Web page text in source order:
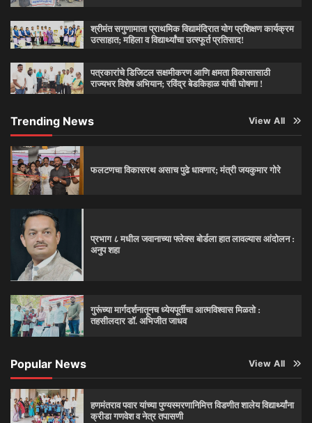
श्रीमंत सगुणामाता प्राथमिक विद्यामंदिरात योग प्रशिक्षण कार्यक्रम
उत्साहात; महिला व विद्यार्थ्यांचा उत्स्फूर्त प्रतिसाद!
पत्रकारांचे डिजिटल सक्षमीकरण आणि क्षमता विकासासाठी
राज्यभर विशेष अभियान; रविंद्र बेडकिहाळ यांची घोषणा !
Trending News View All
फलटणचा विकासरथ असाच पुढे धावणार; मंत्री जयकुमार गोरे
प्रभाग ८ मधील जवानाच्या फ्लेक्स बोर्डला हात लावल्यास आंदोलन :
अनुप शहा
गुरूंच्या मार्गदर्शनातूनच ध्येयपूर्तीचा आत्मविश्‍वास मिळतो :
तहसीलदार डॉ. अभिजीत जाधव
Popular News View All
हणमंतराव पवार यांच्या पुण्यस्मरणानिमित्त विडणीत शालेय विद्यार्थ्यांना
क्रीडा गणवेश व नेत्र तपासणी